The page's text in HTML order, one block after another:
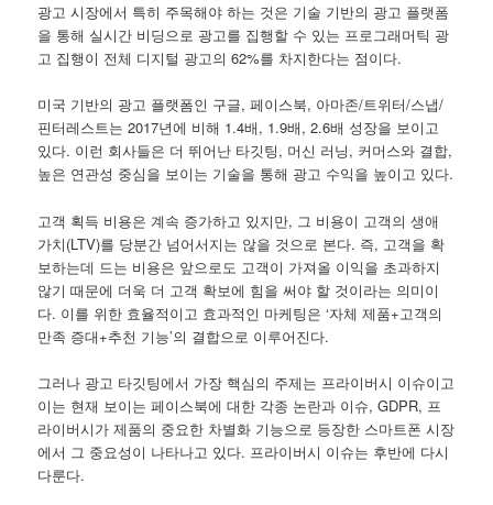
광고 시장에서 특히 주목해야 하는 것은 기술 기반의 광고 플랫폼
을 통해 실시간 비딩으로 광고를 집행할 수 있는 프로그래머틱 광
고 집행이 전체 디지털 광고의 62%를 차지한다는 점이다.
미국 기반의 광고 플랫폼인 구글, 페이스북, 아마존/트위터/스냅/
핀터레스트는 2017년에 비해 1.4배, 1.9배, 2.6배 성장을 보이고
있다. 이런 회사들은 더 뛰어난 타깃팅, 머신 러닝, 커머스와 결합,
높은 연관성 중심을 보이는 기술을 통해 광고 수익을 높이고 있다.
고객 획득 비용은 계속 증가하고 있지만, 그 비용이 고객의 생애
가치(LTV)를 당분간 넘어서지는 않을 것으로 본다. 즉, 고객을 확
보하는데 드는 비용은 앞으로도 고객이 가져올 이익을 초과하지
않기 때문에 더욱 더 고객 확보에 힘을 써야 할 것이라는 의미이
다. 이를 위한 효율적이고 효과적인 마케팅은 ‘자체 제품+고객의
만족 증대+추천 기능’의 결합으로 이루어진다.
그러나 광고 타깃팅에서 가장 핵심의 주제는 프라이버시 이슈이고
이는 현재 보이는 페이스북에 대한 각종 논란과 이슈, GDPR, 프
라이버시가 제품의 중요한 차별화 기능으로 등장한 스마트폰 시장
에서 그 중요성이 나타나고 있다. 프라이버시 이슈는 후반에 다시
다룬다.